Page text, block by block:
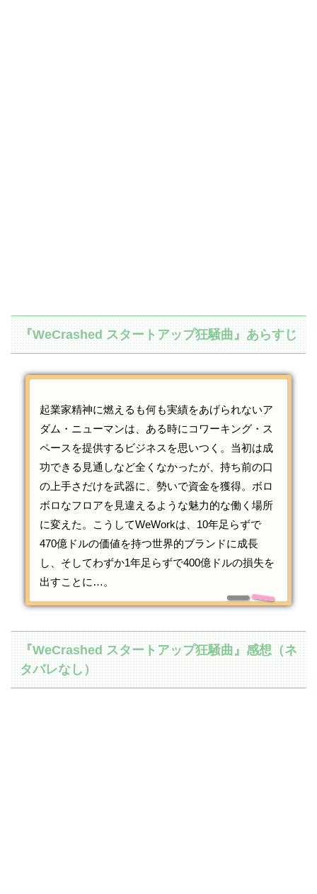
『WeCrashed スタートアップ狂騒曲』あらすじ
起業家精神に燃えるも何も実績をあげられないア
ダム・ニューマンは、ある時にコワーキング・ス
ペースを提供するビジネスを思いつく。当初は成
功できる見通しなど全くなかったが、持ち前の口
の上手さだけを武器に、勢いで資金を獲得。ボロ
ボロなフロアを見違えるような魅力的な働く場所
に変えた。こうしてWeWorkは、10年足らずで
470億ドルの価値を持つ世界的ブランドに成長
し、そしてわずか1年足らずで400億ドルの損失を
出すことに…。
『WeCrashed スタートアップ狂騒曲』感想（ネ
タバレなし）